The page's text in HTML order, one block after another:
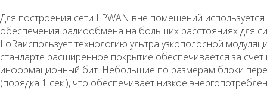
Для построения сети LPWAN вне помещений
обеспечения радиообмена на больших расстояниях для
LoRaиспользует технологию ультра узкополосной
стандарте расширенное покрытие обеспечивается за
информационный бит. Небольшие по размерам блоки
(порядка 1 сек.), что обеспечивает низкое